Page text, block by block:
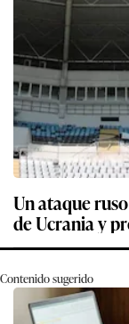
Un ataque
de Ucrania y
Contenido sugerido